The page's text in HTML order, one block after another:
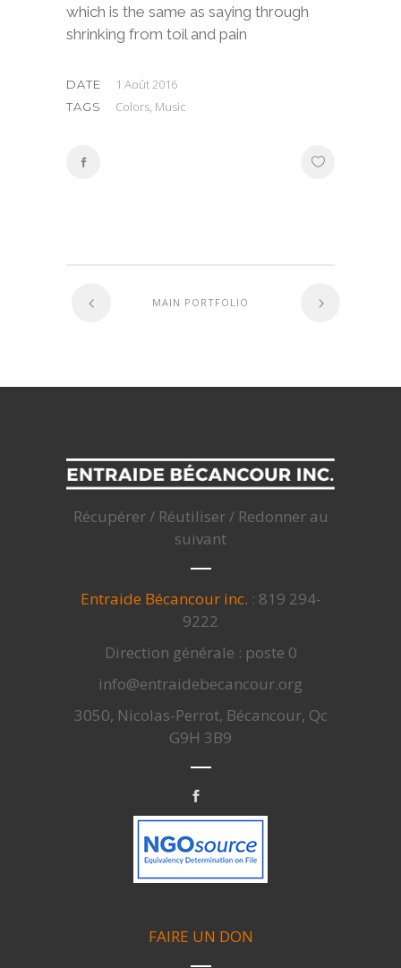
which is the same as saying through
shrinking from toil and pain
DATE 1 Août 2016
TAGS Colors, Music
MAIN PORTFOLIO
Récupérer / Réutiliser / Redonner au
suivant
Entraide Bécancour inc. : 819 294-
9222
Direction générale : poste 0
info@entraidebecancour.org
3050, Nicolas-Perrot, Bécancour, Qc
G9H 3B9
FAIRE UN DON